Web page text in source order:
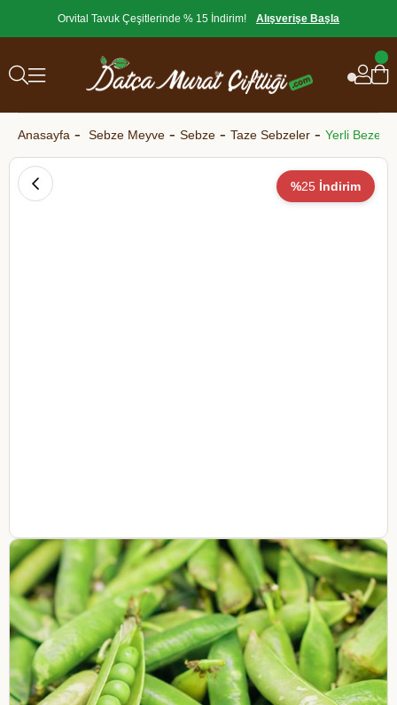
Orvital Tavuk Çeşitlerinde % 15 İndirim! Alışverişe Başla
Anasayfa Sebze Meyve Sebze Taze Sebzeler Yerli
%25 İndirim